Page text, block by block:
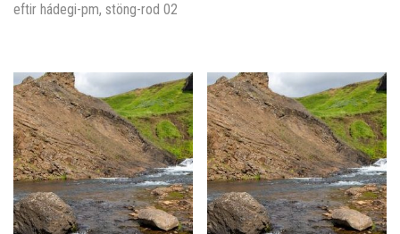
eftir hádegi-pm, stöng-rod 02